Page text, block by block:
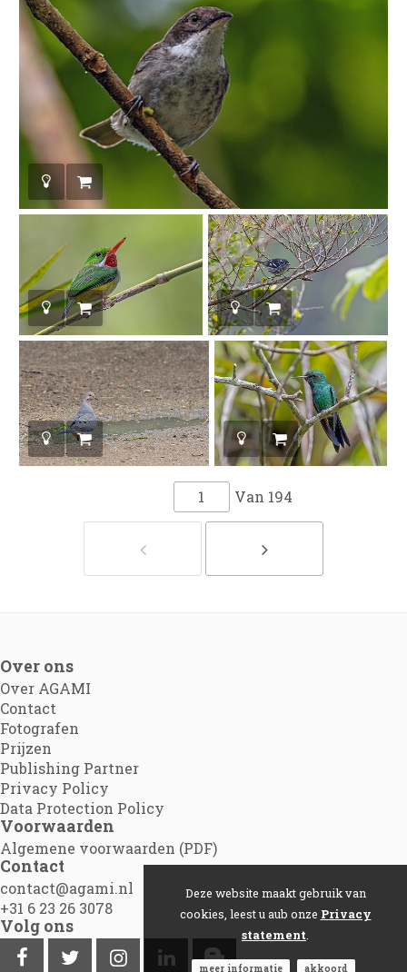
Van 194
Over ons
Over AGAMI
Contact
Fotografen
Prijzen
Publishing Partner
Privacy Policy
Data Protection Policy
Voorwaarden
Algemene voorwaarden (PDF)
Contact
contact@agami.nl
+31 6 23 26 3078
Volg ons
Deze website maakt gebruik van
cookies, leest u aub onze Privacy
statement
meer informatie akkoord